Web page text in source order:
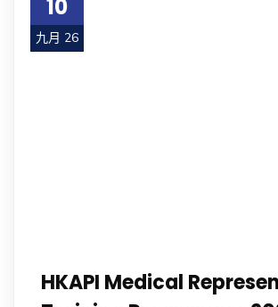
10
九月 26
HKAPI Medical